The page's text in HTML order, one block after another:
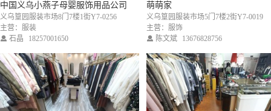
中国义乌小燕子母婴服饰用品公司
义乌篁园服装市场8门7楼1街Y7-0256
主营：服装
石晶
18257001650
萌萌家
义乌篁园服装市场5门7楼2街Y7-0019
主营：服饰
陈文斌
13676828756